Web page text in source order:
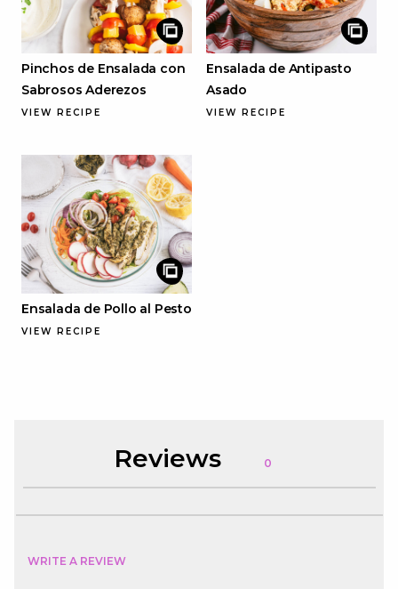
Pinchos de Ensalada con
Sabrosos Aderezos
VIEW RECIPE
Ensalada de Antipasto
Asado
VIEW RECIPE
Ensalada de Pollo al Pesto
VIEW RECIPE
Reviews 0
WRITE A REVIEW